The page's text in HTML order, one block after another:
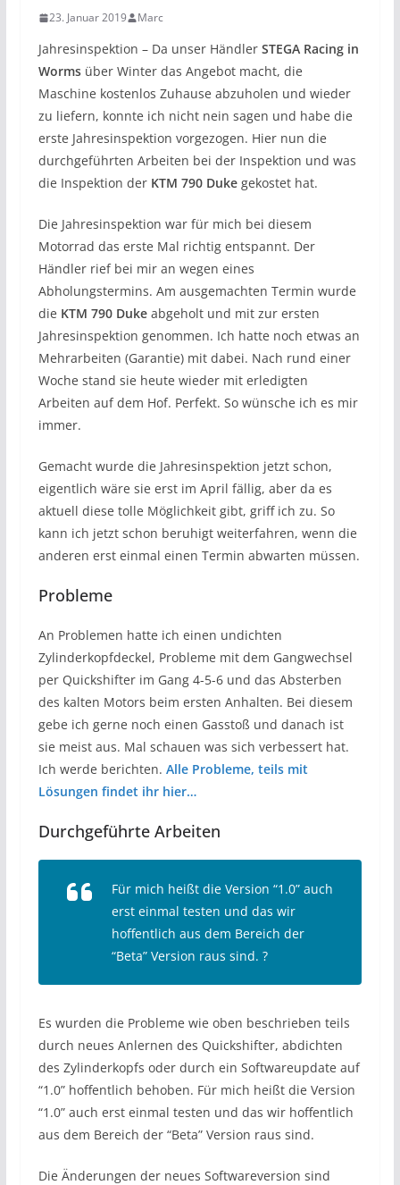
23. Januar 2019 Marc
Jahresinspektion – Da unser HändlerSTEGA Racing in
Wormsüber Winter das Angebot macht, die
Maschine kostenlos Zuhause abzuholen und wieder
zu liefern, konnte ich nicht nein sagen und habe die
erste Jahresinspektion vorgezogen. Hier nun die
durchgeführten Arbeiten bei der Inspektion und was
die Inspektion der KTM 790 Dukegekostet hat.
Die Jahresinspektion war für mich bei diesem
Motorrad das erste Mal richtig entspannt. Der
Händler rief bei mir an wegen eines
Abholungstermins. Am ausgemachten Termin wurde
die KTM 790 Dukeabgeholt und mit zur ersten
Jahresinspektion genommen. Ich hatte noch etwas an
Mehrarbeiten (Garantie) mit dabei. Nach rund einer
Woche stand sie heute wieder mit erledigten
Arbeiten auf dem Hof. Perfekt. So wünsche ich es mir
immer.
Gemacht wurde die Jahresinspektion jetzt schon,
eigentlich wäre sie erst im April fällig, aber da es
aktuell diese tolle Möglichkeit gibt, griff ich zu. So
kann ich jetzt schon beruhigt weiterfahren, wenn die
anderen erst einmal einen Termin abwarten müssen.
Probleme
An Problemen hatte ich einen undichten
Zylinderkopfdeckel, Probleme mit dem Gangwechsel
per Quickshifter im Gang 4-5-6 und das Absterben
des kalten Motors beim ersten Anhalten. Bei diesem
gebe ich gerne noch einen Gasstoß und danach ist
sie meist aus. Mal schauen was sich verbessert hat.
Ich werde berichten. Alle Probleme, teils mit
Lösungen findet ihr hier…
Durchgeführte Arbeiten
Für mich heißt die Version “1.0” auch
erst einmal testen und das wir
hoffentlich aus dem Bereich der
“Beta” Version raus sind. ?
Es wurden die Probleme wie oben beschrieben teils
durch neues Anlernen des Quickshifter, abdichten
des Zylinderkopfs oder durch ein Softwareupdate auf
“1.0” hoffentlich behoben. Für mich heißt die Version
“1.0” auch erst einmal testen und das wir hoffentlich
aus dem Bereich der “Beta” Version raus sind.
Die Änderungen der neues Softwareversion sind